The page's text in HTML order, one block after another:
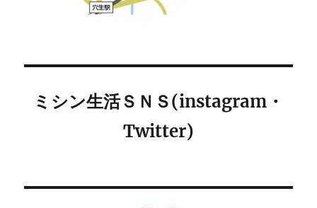
ミシン生活ＳＮＳ(instagram・
Twitter)